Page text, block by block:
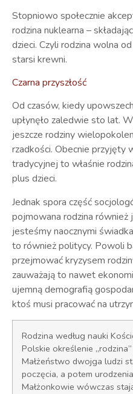
Stopniowo społecznie
rodzina nuklearna –
dzieci. Czyli rodzina wolna
starsi krewni.
Czarna przyszłość
Od czasów, kiedy
upłynęło zaledwie sto lat.
jeszcze rodziny
rzadkości. Obecnie przyjęty
tradycyjnej to właśnie
plus dzieci.
Jednak spora część
pojmowana rodzina również
jesteśmy naocznymi
to również politycy. Powoli
przejmować kryzysem
zauważają to nawet
ujemną demografią
ktoś musi pracować na
Rodzina według nauki
Polskie określenie
Małżeństwo dwojga ludzi
poczęcia, a potem
Małżonkowie wówczas